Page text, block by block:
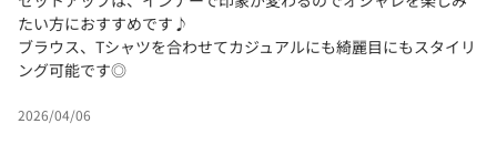
たい方におすすめです♪
ブラウス、Tシャツを合わせてカジュアルにも綺麗目にもスタイリ
ング可能です◎
2026/04/06